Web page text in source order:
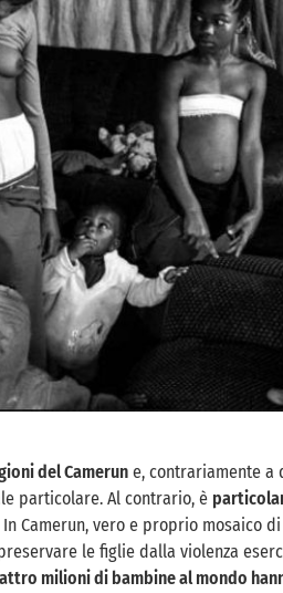
del Camerun e, contrariamente a
particolare. Al contrario, è
Camerun, vero e proprio mosaico
le figlie dalla violenza
milioni di bambine al mondo